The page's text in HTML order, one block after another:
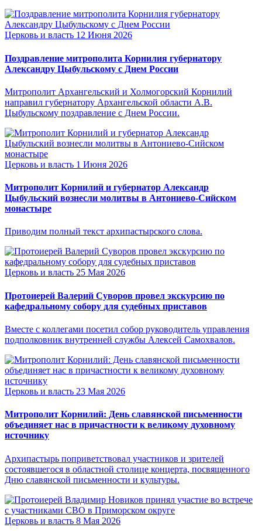
Церковь и власть 12 Июня 2026
Поздравление митрополита Корнилия губернатору
Александру Цыбульскому с Днем России
Митрополит Архангельский и Холмогорский Корнилий
направил губернатору Архангельской области А.В.
Цыбульскому поздравление с Днем России.
Церковь и власть 1 Июня 2026
Митрополит Корнилий и губернатор Александр
Цыбульский вознесли молитвы в Антониево-Сийском
монастыре
Приводим полный текст архипастырского слова.
Церковь и власть 25 Мая 2026
Протоиерей Валерий Суворов провел экскурсию по
кафедральному собору для судебных приставов
Вместе с коллегами посетил собор руководитель управления
подполковник внутренней службы Алексей Самохвалов.
Церковь и власть 23 Мая 2026
Митрополит Корнилий: День славянской письменности
объединяет нас в причастности к великому духовному
источнику
Архипастырь поприветствовал участников и зрителей
состоявшегося в областной столице концерта, посвященного
Дню славянской письменности и культуры.
Церковь и власть 8 Мая 2026